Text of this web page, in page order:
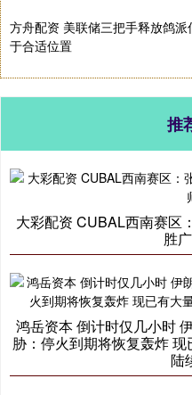
方舟配资 美联储三把手释放鸽
于合适位置
推
大彩配资 CUBAL西南赛区
胜
鸿岳资本 倒计时仅几小时
胁：停火到期将恢复轰炸
陆